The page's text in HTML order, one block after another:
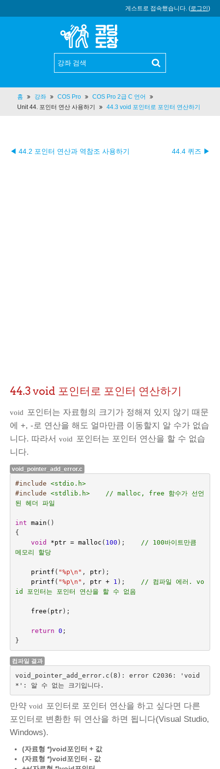
게스트로 접속했습니다. (로그인)
홈 강좌 COS Pro
COS Pro 2급 C 언어
Unit 44. 포인터 연산 사용하기
44.3 void 포인터로 포인터 연산하기
◀ 44.2 포인터 연산과 역참조 사용하기 44.4 퀴즈 ▶︎
44.3 void 포인터로 포인터 연산하기
void 포인터는 자료형의 크기가 정해져 있지 않기 때문
에 +, -로 연산을 해도 얼마만큼 이동할지 알 수가 없습
니다. 따라서 void 포인터는 포인터 연산을 할 수 없습
니다.
void_pointer_add_error.c
#include <stdio.h>
#include <stdlib.h>    // malloc, free 함수가 선언
된 헤더 파일
int main ()
{
void
*ptr = malloc ( 100 );
// 100바이트만큼
메모리 할당
printf ( "%p\n " , ptr);
printf ( "%p\n " , ptr + 1 );
// 컴파일 에러. vo
id 포인터는 포인터 연산을 할 수 없음
free ( ptr);
return 0 ;
}
컴파일 결과
void_pointer_add_error.c(8): error C2036: 'void
*': 알 수 없는 크기입니다.
만약 void 포인터로 포인터 연산을 하고 싶다면 다른
포인터로 변환한 뒤 연산을 하면 됩니다(Visual Studio,
Windows).
(자료형 *)void포인터 + 값
(자료형 *)void포인터 - 값